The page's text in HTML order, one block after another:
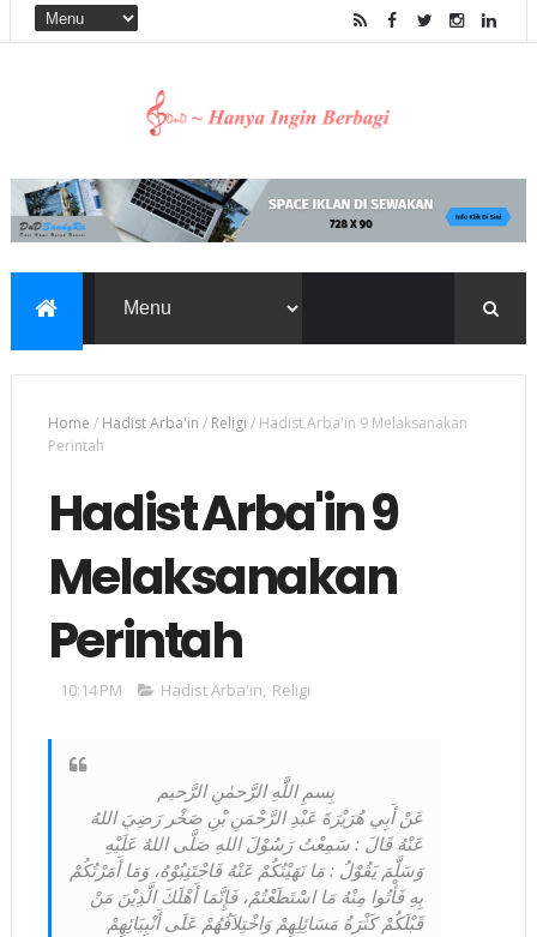
Home / Hadist Arba'in / Religi / Hadist Arba'in 9 Melaksanakan
Perintah
Hadist Arba'in 9
Melaksanakan
Perintah
10:14 PM Hadist Arba'in, Religi
بِسمِ اللَّهِ الرَّحمٰنِ الرَّحيم
عَنْ أَبِي هُرَيْرَةَ عَبْدِ الرَّحْمَنِ بْنِ صَخْر رَضِيَ اللهُ
عَنْهُ قَالَ : سَمِعْتُ رَسُوْلَ اللهِ صَلَّى اللهُ عَلَيْهِ
وَسَلَّمَ يَقُوْلُ : مَا نَهَيْتُكُمْ عَنْهُ فَاجْتَنِبُوْهُ، وَمَا أَمَرْتُكُمْ
بِهِ فَأْتُوا مِنْهُ مَا اسْتَطَعْتُمْ، فَإِنَّمَا أَهْلَكَ الَّذِيْنَ مَنْ
قَبْلَكُمْ كَثْرَةُ مَسَائِلِهِمْ وَاخْتِلاَفُهُمْ عَلَى أَنْبِيَائِهِمْ